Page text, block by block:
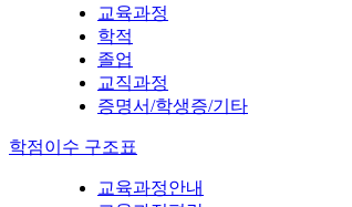
교육과정
학적
졸업
교직과정
증명서/학생증/기타
학점이수 구조표
교육과정안내